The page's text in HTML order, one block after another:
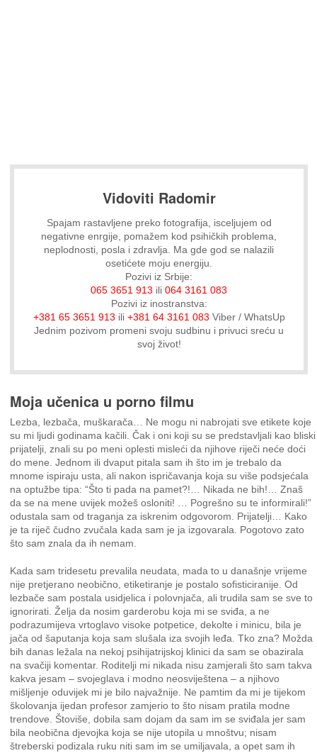
Vidoviti Radomir
Spajam rastavljene preko fotografija, isceljujem od
negativne enrgije, pomažem kod psihičkih problema,
neplodnosti, posla i zdravlja. Ma gde god se nalazili
osetićete moju energiju.
Pozivi iz Srbije:
065 3651 913 ili064 3161 083
Pozivi iz inostranstva:
+381 65 3651 913 ili +381 64 3161 083 Viber / WhatsUp
Jednim pozivom promeni svoju sudbinu i privuci sreću u
svoj život!
Moja učenica u porno filmu
Lezba, lezbača, muškarača… Ne mogu ni nabrojati sve etikete koje
su mi ljudi godinama kačili. Čak i oni koji su se predstavljali kao bliski
prijatelji, znali su po meni oplesti misleći da njihove riječi neće doći
do mene. Jednom ili dvaput pitala sam ih što im je trebalo da
mnome ispiraju usta, ali nakon ispričavanja koja su više podsjećala
na optužbe tipa: “Što ti pada na pamet?!… Nikada ne bih!… Znaš
da se na mene uvijek možeš osloniti! … Pogrešno su te informirali!”
odustala sam od traganja za iskrenim odgovorom. Prijatelji… Kako
je ta riječ čudno zvučala kada sam je ja izgovarala. Pogotovo zato
što sam znala da ih nemam.
Kada sam tridesetu prevalila neudata, mada to u današnje vrijeme
nije pretjerano neobično, etiketiranje je postalo sofisticiranije. Od
lezbače sam postala usidjelica i polovnjača, ali trudila sam se sve to
ignorirati. Želja da nosim garderobu koja mi se sviđa, a ne
podrazumijeva vrtoglavo visoke potpetice, dekolte i minicu, bila je
jača od šaputanja koja sam slušala iza svojih leđa. Tko zna? Možda
bih danas ležala na nekoj psihijatrijskoj klinici da sam se obazirala
na svačiji komentar. Roditelji mi nikada nisu zamjerali što sam takva
kakva jesam – svojeglava i modno neosviještena – a njihovo
mišljenje oduvijek mi je bilo najvažnije. Ne pamtim da mi je tijekom
školovanja ijedan profesor zamjerio to što nisam pratila modne
trendove. Štoviše, dobila sam dojam da sam im se sviđala jer sam
bila neobična djevojka koja se nije utopila u mnoštvu; nisam
štreberski podizala ruku niti sam im se umiljavala, a opet sam ih